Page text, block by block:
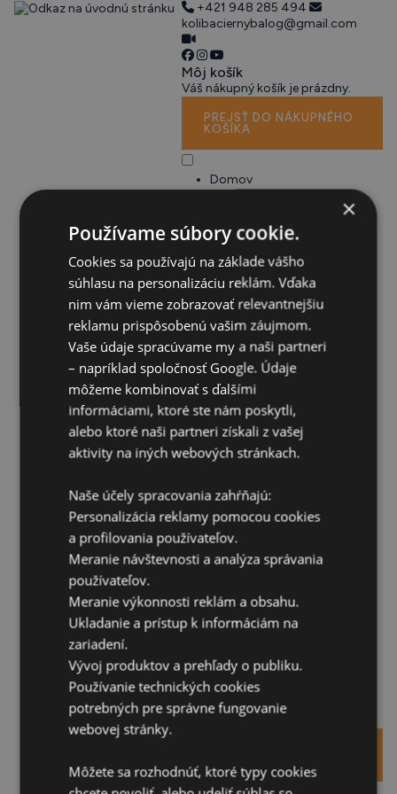
+421 948 285 494
kolibaciernybalog@gmail.com
Môj košík
Váš nákupný košík je prázdny.
PREJSŤ DO NÁKUPNÉHO
KOŠÍKA
Domov
Vyhliadka Urbanov
klobúk
Podujatia
Live kamera
Aktivity v okolí
Zima
Lyžiarske stredisko
Cenník skipasov
Služby
Aktivity zima
Stravovanie
Ubytovanie
Apartmány
Chaty
Pre skupiny
Teambuilding
Oslavy a eventy
Školy v prírode
Kontakt
REZERVÁCIA
Môj košík
Váš nákupný košík je prázdny.
×
Používame súbory cookie.
Cookies sa používajú na základe vášho
súhlasu na personalizáciu reklám. Vďaka
nim vám vieme zobrazovať relevantnejšiu
reklamu prispôsobenú vašim záujmom.
Vaše údaje spracúvame my a naši partneri
– napríklad spoločnosť Google. Údaje
môžeme kombinovať s ďalšími
informáciami, ktoré ste nám poskytli,
alebo ktoré naši partneri získali z vašej
aktivity na iných webových stránkach.
Naše účely spracovania zahŕňajú:
Personalizácia reklamy pomocou cookies
a profilovania používateľov.
Meranie návštevnosti a analýza správania
používateľov.
Meranie výkonnosti reklám a obsahu.
Ukladanie a prístup k informáciám na
zariadení.
Vývoj produktov a prehľady o publiku.
Používanie technických cookies
potrebných pre správne fungovanie
webovej stránky.
Môžete sa rozhodnúť, ktoré typy cookies